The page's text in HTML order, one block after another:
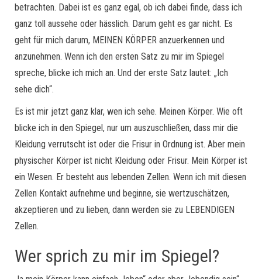
betrachten. Dabei ist es ganz egal, ob ich dabei finde, dass ich
ganz toll aussehe oder hässlich. Darum geht es gar nicht. Es
geht für mich darum, MEINEN KÖRPER anzuerkennen und
anzunehmen. Wenn ich den ersten Satz zu mir im Spiegel
spreche, blicke ich mich an. Und der erste Satz lautet: „Ich
sehe dich“.
Es ist mir jetzt ganz klar, wen ich sehe. Meinen Körper. Wie oft
blicke ich in den Spiegel, nur um auszuschließen, dass mir die
Kleidung verrutscht ist oder die Frisur in Ordnung ist. Aber mein
physischer Körper ist nicht Kleidung oder Frisur. Mein Körper ist
ein Wesen. Er besteht aus lebenden Zellen. Wenn ich mit diesen
Zellen Kontakt aufnehme und beginne, sie wertzuschätzen,
akzeptieren und zu lieben, dann werden sie zu LEBENDIGEN
Zellen.
Wer sprich zu mir im Spiegel?